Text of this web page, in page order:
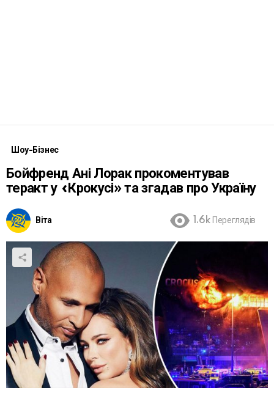
Шоу-Бізнес
Бойфренд Ані Лорак прокоментував
теракт у «Крокусі» та згадав про Україну
Віта 1.6k Переглядів